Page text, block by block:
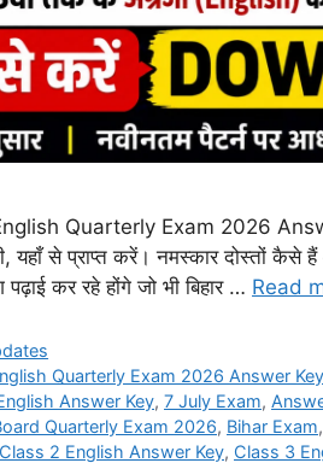
Quarterly Exam 2026 Answer
यहाँ से प्राप्त करें। नमस्कार दोस्तों कैसे हैं
कर रहे होंगे जो भी बिहार … Read
Quarterly Exam 2026 Answer Key
Answer Key, 7 July Exam,
Quarterly Exam 2026, Bihar Exam,
Class 2 English Answer Key, Class 3